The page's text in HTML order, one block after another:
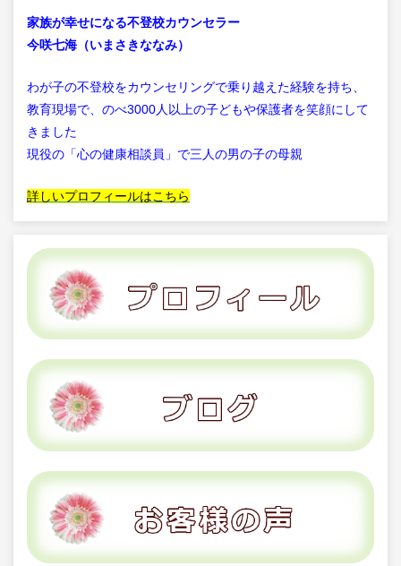
家族が幸せになる不登校カウンセラー
今咲七海（いまさきななみ）
わが子の不登校をカウンセリングで乗り越えた経験を持ち、
教育現場で、のべ3000人以上の子どもや保護者を笑顔にして
きました
現役の「心の健康相談員」で三人の男の子の母親
詳しいプロフィールはこちら